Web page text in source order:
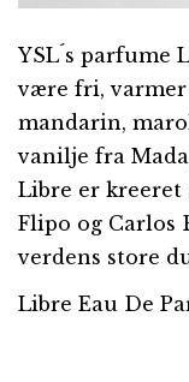
YSL´s parfume
være fri, varmer
mandarin,
vanilje fra
Libre er
Flipo og Carlos
verdens store
Libre Eau De